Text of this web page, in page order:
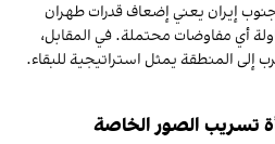
جنوب إيران يعني إضعاف قدرات طهران
أي مفاوضات محتملة. في المقابل،
إلى المنطقة يمثل استراتيجية للبقاء.
تسريب الصور الخاصة